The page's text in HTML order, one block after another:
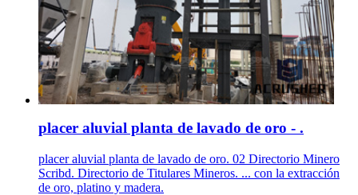
placer aluvial planta de lavado de oro - .
placer aluvial planta de lavado de oro. 02 Directorio Minero
Scribd. Directorio de Titulares Mineros. ... con la extracción
de oro, platino y madera.